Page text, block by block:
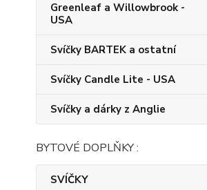
Greenleaf a Willowbrook -
USA
Svíčky BARTEK a ostatní
Svíčky Candle Lite - USA
Svíčky a dárky z Anglie
BYTOVÉ DOPLŇKY :
SVÍČKY